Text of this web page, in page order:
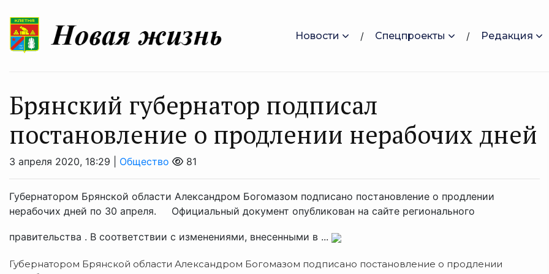
Новости Спецпроекты Редакция
Брянский губернатор подписал
постановление о продлении нерабочих дней
3 апреля 2020, 18:29 | Общество 81
Губернатором Брянской области Александром Богомазом подписано постановление о продлении
нерабочих дней по 30 апреля. Официальный документ опубликован на сайте регионального
правительства . В соответствии с изменениями, внесенными в ...
Губернатором Брянской области Александром Богомазом подписано постановление о продлении